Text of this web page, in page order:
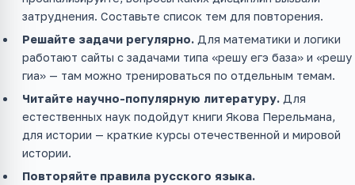
затруднения. Составьте список тем для повторения.
Решайте задачи регулярно. Для математики и логики
работают сайты с задачами типа «решу егэ база» и «решу
гиа» — там можно тренироваться по отдельным темам.
Читайте научно-популярную литературу. Для
естественных наук подойдут книги Якова Перельмана,
для истории — краткие курсы отечественной и мировой
истории.
Повторяйте правила русского языка.